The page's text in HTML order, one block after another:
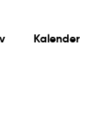
Kalender